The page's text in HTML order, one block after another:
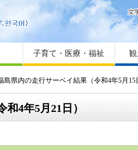
はじめての方へ
Foreign language
サイトマップ
子育て・医療・福祉
島県内の走行サーベイ結果（令和4年5月15
4年5月21日）